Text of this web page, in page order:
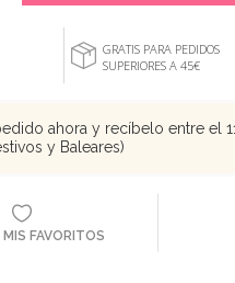
GRATIS PARA PEDIDOS
SUPERIORES A 45€
ahora y recíbelo entre el
y Baleares)
FAVORITOS